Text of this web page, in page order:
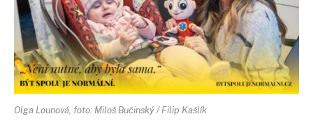
Olga Lounová, foto: Miloš Bučinský / Filip Kašlík